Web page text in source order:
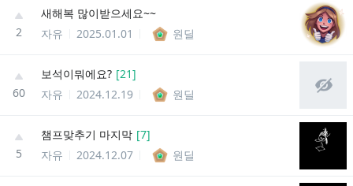
2
새해복 많이받으세요~~
자유
2025.01.01 원딜
60
보석이뭐에요? [21]
자유
2024.12.19 원딜
5
챔프맞추기 마지막 [7]
자유
2024.12.07 원딜